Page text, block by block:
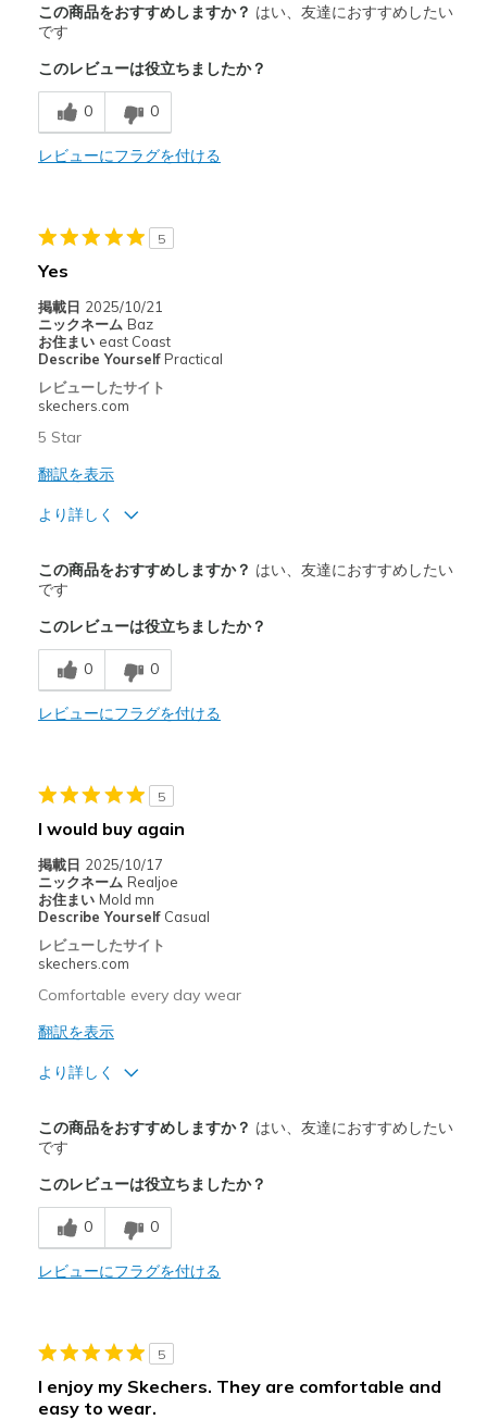
Attractive Design
Comfortable
Stylish
以下に最適
Travel
Width
Sizing
View On Shoes
この商品をおすすめしますか？ はい、友達におすすめしたい
です
このレビューは役立ちましたか？
0 0
レビューにフラグを付ける
5
Yes
掲載日 2025/10/21
ニックネーム Baz
お住まい east Coast
Describe Yourself Practical
レビューしたサイト
skechers.com
5 Star
翻訳を表示
より詳しく
Comfortable
商品が期待と異なったレビュー
Need Break In
以下に最適
Width
Feels true to width
Sizing
この商品をおすすめしますか？ はい、友達におすすめしたい
です
このレビューは役立ちましたか？
0 0
レビューにフラグを付ける
5
I would buy again
掲載日 2025/10/17
ニックネーム Realjoe
お住まい Mold mn
Describe Yourself Casual
レビューしたサイト
skechers.com
Comfortable every day wear
翻訳を表示
より詳しく
Attractive Design
Comfortable
以下に最適
Casual Wear
Sizing
Feels true to size
View On Shoes
Shoes are for Wearing
この商品をおすすめしますか？ はい、友達におすすめしたい
です
このレビューは役立ちましたか？
0 0
レビューにフラグを付ける
5
I enjoy my Skechers. They are comfortable and
easy to wear.